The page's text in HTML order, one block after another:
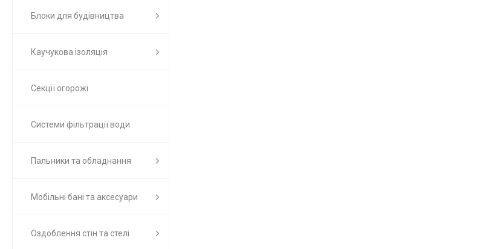
Блоки для будівництва
Каучукова ізоляція
Секції огорожі
Системи фільтрації води
Пальники та обладнання
Мобільні бані та аксесуари
Оздоблення стін та стелі